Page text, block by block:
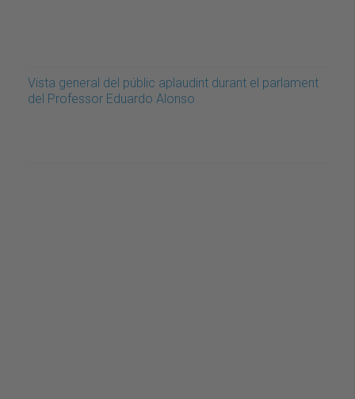
Vista general del públic aplaudint durant el parlament
del Professor Eduardo Alonso